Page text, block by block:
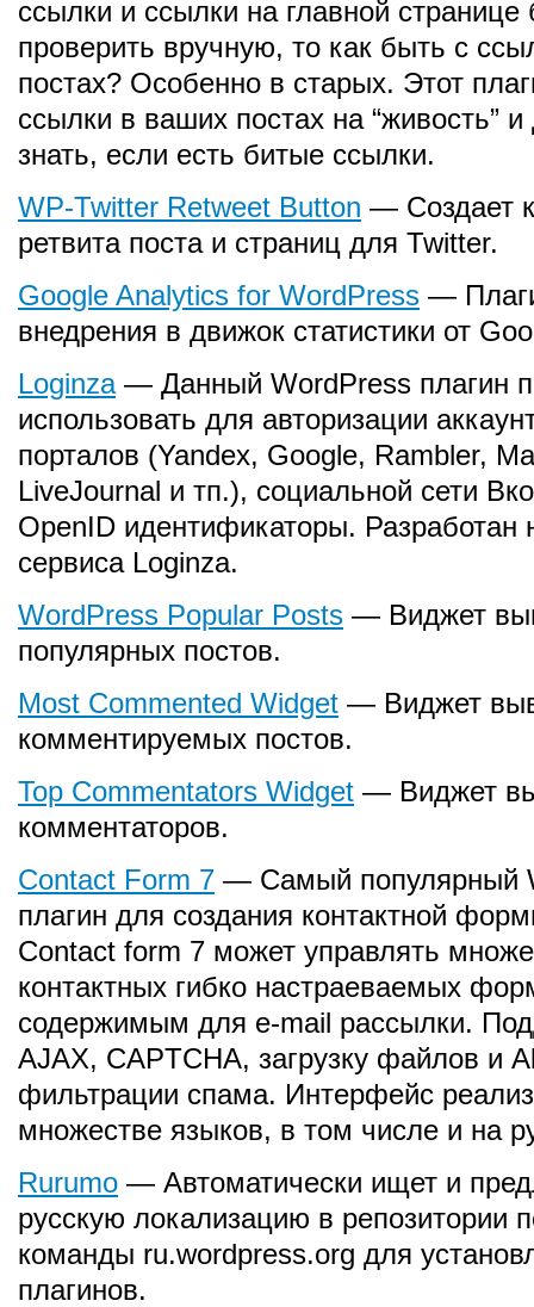
ссылки и ссылки на главной
проверить вручную, то как быть с
постах? Особенно в старых. Этот
ссылки в ваших постах на “живость”
знать, если есть битые ссылки.
WP-Twitter Retweet Button — Создает
ретвита поста и страниц для Twitter.
Google Analytics for WordPress —
внедрения в движок статистики от
Loginza— Данный WordPress плагин
использовать для авторизации
порталов (Yandex, Google, Rambler,
LiveJournal и тп.), социальной сети
OpenID идентификаторы. Разработан
сервиса Loginza.
WordPress Popular Posts — Виджет
популярных постов.
Most Commented Widget — Виджет
комментируемых постов.
Top Commentators Widget — Виджет
комментаторов.
Contact Form 7 — Самый популярный
плагин для создания контактной
Contact form 7 может управлять
контактных гибко настраеваемых
содержимым для e-mail рассылки.
AJAX, CAPTCHA, загрузку файлов и
фильтрации спама. Интерфейс
множестве языков, в том числе и на
Rurumo — Автоматически ищет и
русскую локализацию в репозитории
команды ru.wordpress.org для
плагинов.